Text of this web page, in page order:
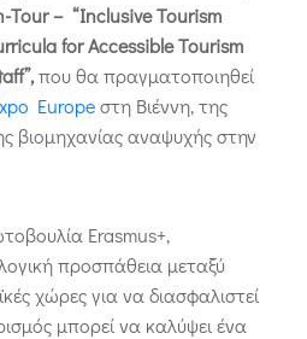
Tour – “Inclusive Tourism
for Accessible Tourism
,που θα πραγματοποιηθεί
Europeστη Βιέννη, της
βιομηχανίας αναψυχής στην
Erasmus+,
προσπάθεια μεταξύ
χώρες για να διασφαλιστεί
μπορεί να καλύψει ένα